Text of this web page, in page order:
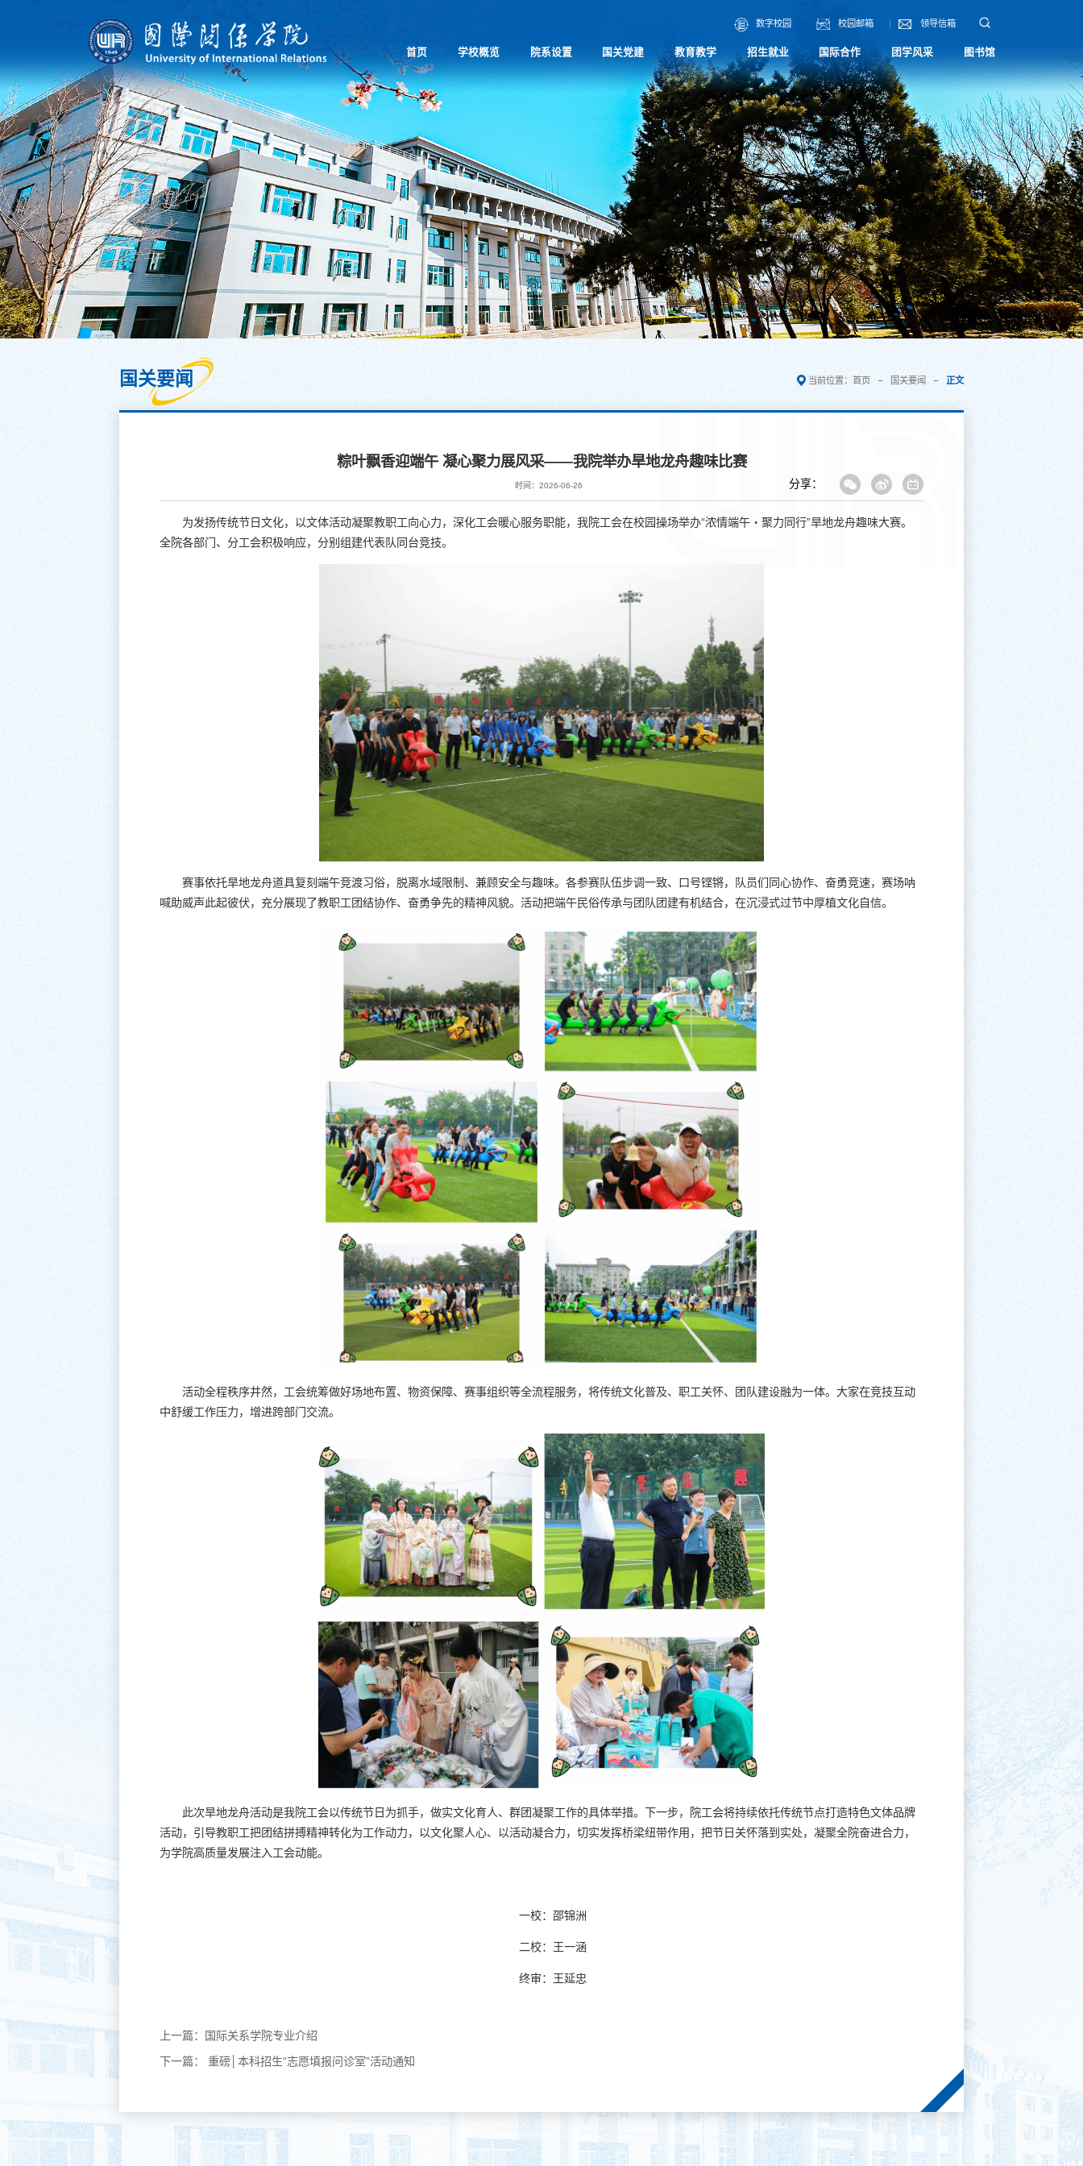
数字校园 校园邮箱 领导信箱
首页 学校概览 院系设置 国关党建 教育教学 招生就业 国际合作 团学风采 图书馆
国关要闻 当前位置： 首页 国关要闻 正文
粽叶飘香迎端午 凝心聚力展风采——我院举办旱地龙舟趣味比赛
时间：2026-06-26 分享：
为发扬传统节日文化，以文体活动凝聚教职工向心力，深化工会暖心服务职能，我院工会在校园操场举办“浓情端午・聚力同行”旱地龙舟趣味大赛。
全院各部门、分工会积极响应，分别组建代表队同台竞技。
赛事依托旱地龙舟道具复刻端午竞渡习俗，脱离水域限制、兼顾安全与趣味。各参赛队伍步调一致、口号铿锵，队员们同心协作、奋勇竞速，赛场呐
喊助威声此起彼伏，充分展现了教职工团结协作、奋勇争先的精神风貌。活动把端午民俗传承与团队团建有机结合，在沉浸式过节中厚植文化自信。
活动全程秩序井然，工会统筹做好场地布置、物资保障、赛事组织等全流程服务，将传统文化普及、职工关怀、团队建设融为一体。大家在竞技互动
中舒缓工作压力，增进跨部门交流。
此次旱地龙舟活动是我院工会以传统节日为抓手，做实文化育人、群团凝聚工作的具体举措。下一步，院工会将持续依托传统节点打造特色文体品牌
活动，引导教职工把团结拼搏精神转化为工作动力，以文化聚人心、以活动凝合力，切实发挥桥梁纽带作用，把节日关怀落到实处，凝聚全院奋进合力，
为学院高质量发展注入工会动能。
一校：邵锦洲
二校：王一涵
终审：王延忠
上一篇： 国际关系学院专业介绍
下一篇： 重磅│本科招生“志愿填报问诊室”活动通知